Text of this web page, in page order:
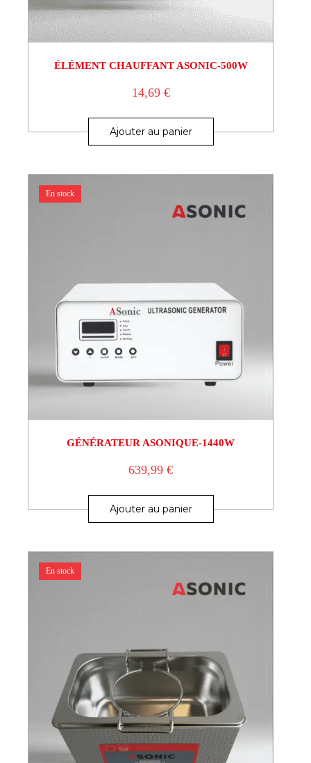
ÉLÉMENT CHAUFFANT ASONIC-500W
14,69 €
Ajouter au panier
En stock
GÉNÉRATEUR ASONIQUE-1440W
639,99€
Ajouter au panier
En stock